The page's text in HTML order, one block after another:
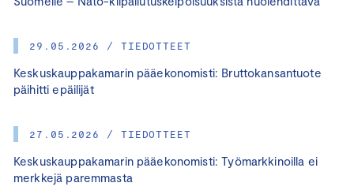
29.05.2026 / TIEDOTTEET
Keskuskauppakamarin pääekonomisti: Bruttokansantuote
päihitti epäilijät
27.05.2026 / TIEDOTTEET
Keskuskauppakamarin pääekonomisti: Työmarkkinoilla ei
merkkejä paremmasta